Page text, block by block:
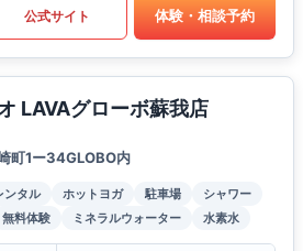
公式サイト 体験・相談予約
LAVAグローボ蘇我店
町1ー34GLOBO内
ンタル ホットヨガ 駐車場
シャワー
無料体験 ミネラルウォーター 水素水